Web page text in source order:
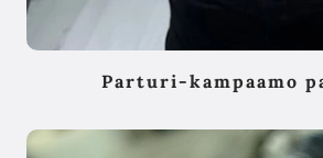
Parturi-kampaamo